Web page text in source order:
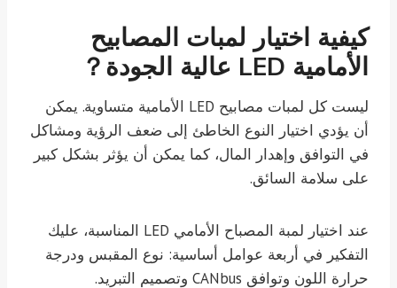
كيفية اختيار لمبات المصابيح
الأمامية LED عالية الجودة？
ليست كل لمبات مصابيح LED الأمامية متساوية. يمكن
أن يؤدي اختيار النوع الخاطئ إلى ضعف الرؤية ومشاكل
في التوافق وإهدار المال، كما يمكن أن يؤثر بشكل كبير
على سلامة السائق.
عند اختيار لمبة المصباح الأمامي LED المناسبة، عليك
التفكير في أربعة عوامل أساسية: نوع المقبس ودرجة
حرارة اللون وتوافق CANbus وتصميم التبريد.